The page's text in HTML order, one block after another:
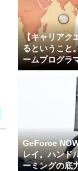
【キャリアク
るということ
ームプログラ
GeForce
レイ。ハンド
ーミングの底